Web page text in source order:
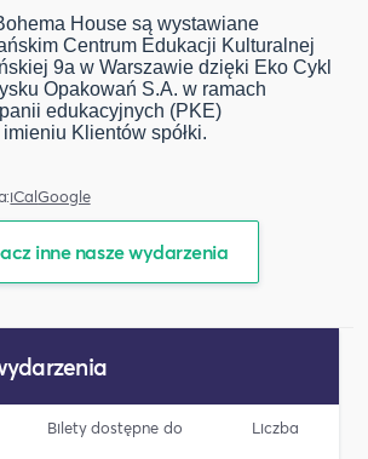
House są wystawiane
Centrum Edukacji Kulturalnej
9a w Warszawie dzięki Eko Cykl
Opakowań S.A. w ramach
edukacyjnych (PKE)
Klientów spółki.
iCalGoogle
inne nasze wydarzenia
Bilety dostępne do Liczba